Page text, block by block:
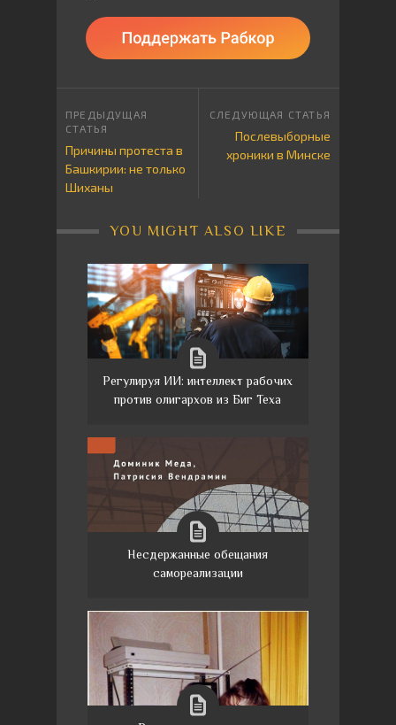
Причины протеста в
Башкирии: не только
Шиханы
Послевыборные
хроники в Минске
YOU MIGHT ALSO LIKE
Регулируя ИИ: интеллект рабочих
против олигархов из Биг Теха
Несдержанные обещания
самореализации